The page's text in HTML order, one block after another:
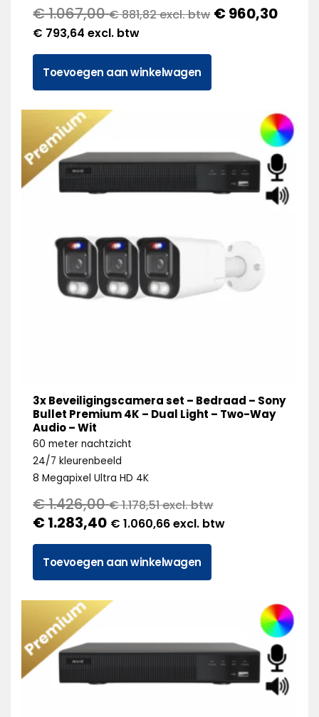
€1.067,00 €881,82excl. btw €960,30
€ 793,64 excl. btw
Toevoegen aan winkelwagen
3x Beveiligingscamera set – Bedraad – Sony
Bullet Premium 4K – Dual Light – Two-Way
Audio – Wit
60 meter nachtzicht
24/7 kleurenbeeld
8 Megapixel Ultra HD 4K
€1.426,00 €1.178,51excl. btw
€1.283,40 € 1.060,66excl. btw
Toevoegen aan winkelwagen